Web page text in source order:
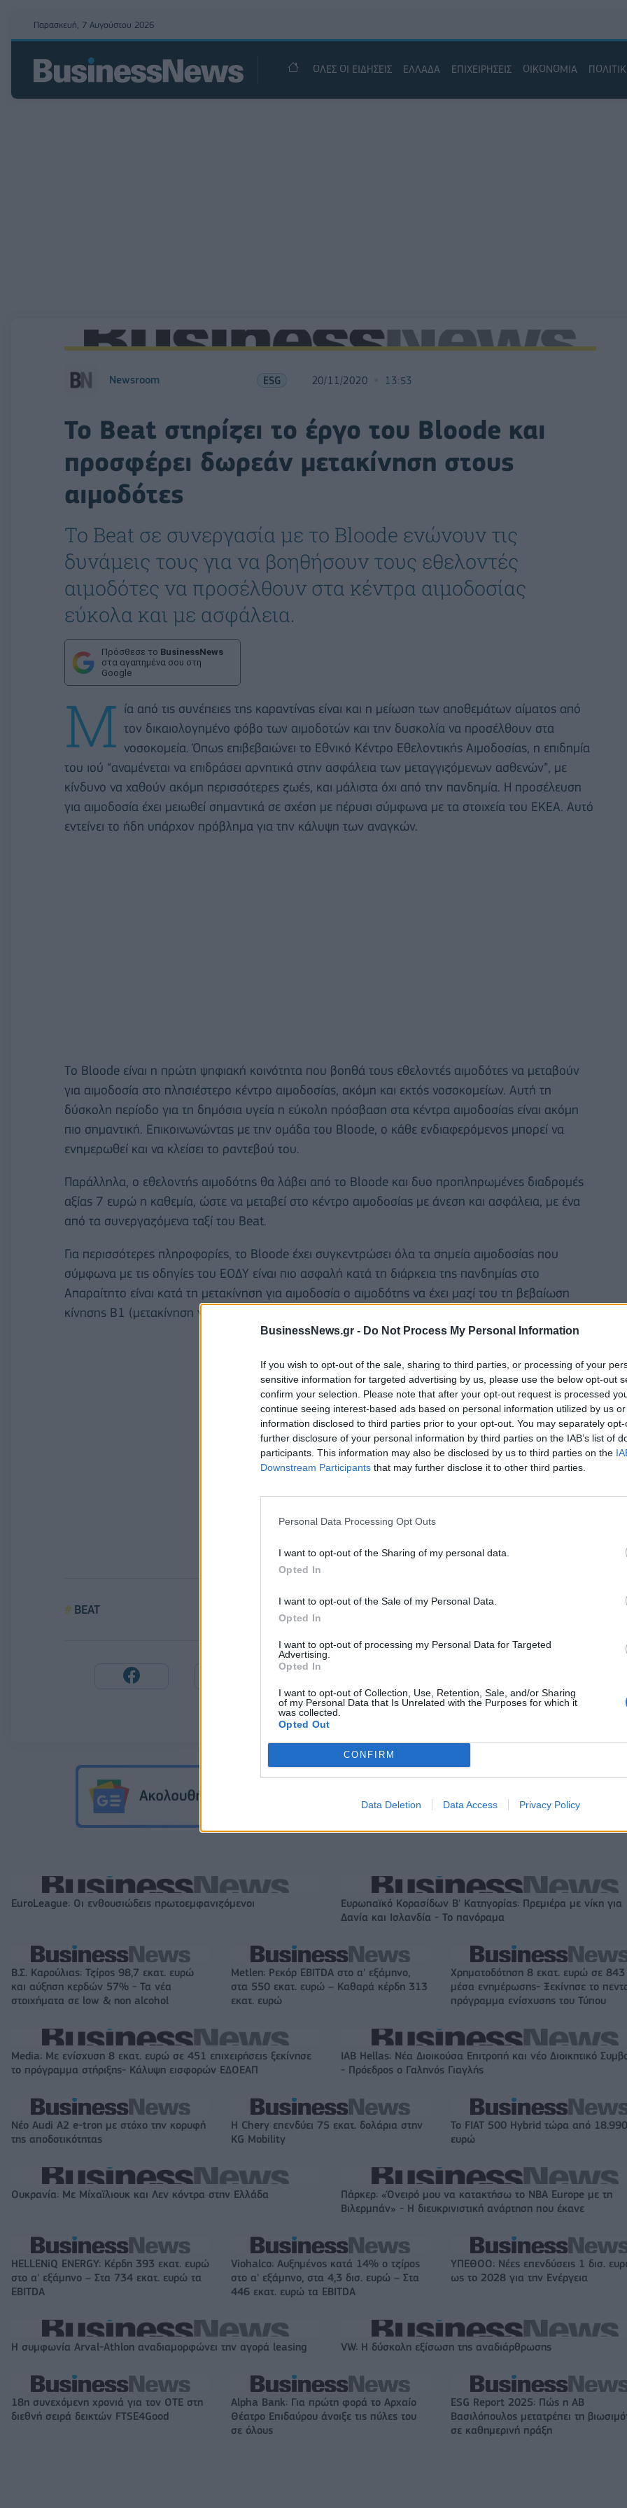
BusinessNews.gr - Do Not Process My Personal Information
If you wish to opt-out of the sale, sharing to third parties, or processing of your
sensitive information for targeted advertising by us, please use the below opt-out
confirm your selection. Please note that after your opt-out request is processed
continue seeing interest-based ads based on personal information utilized by us
information disclosed to third parties prior to your opt-out. You may separately
further disclosure of your personal information by third parties on the IAB’s list of
participants. This information may also be disclosed by us to third parties on the
Downstream Participants that may further disclose it to other third parties.
Personal Data Processing Opt Outs
I want to opt-out of the Sharing of my personal data.
Opted In
I want to opt-out of the Sale of my Personal Data.
Opted In
I want to opt-out of processing my Personal Data for Targeted
Advertising.
Opted In
I want to opt-out of Collection, Use, Retention, Sale, and/or Sharing
of my Personal Data that Is Unrelated with the Purposes for which it
was collected.
Opted Out
CONFIRM
Data Deletion Data Access Privacy Policy
Παρασκευή, 7 Αυγούστου 2026
ΟΛΕΣ ΟΙ ΕΙΔΗΣΕΙΣ ΕΛΛΑΔΑ ΕΠΙΧΕΙΡΗΣΕΙΣ ΟΙΚΟΝΟΜΙΑ
Newsroom ESG 20/11/2020 13:53
Το Beat στηρίζει το έργο του Bloode και
προσφέρει δωρεάν μετακίνηση στους
αιμοδότες
Το Beat σε συνεργασία με το Bloode ενώνουν τις
δυνάμεις τους για να βοηθήσουν τους εθελοντές
αιμοδότες να προσέλθουν στα κέντρα αιμοδοσίας
εύκολα και με ασφάλεια.
Πρόσθεσε το BusinessNews
στα αγαπημένα σου στη
Google
Μ ία από τις συνέπειες της καραντίνας είναι και η μείωση των αποθεμάτων αίματος από
τον δικαιολογημένο φόβο των αιμοδοτών και την δυσκολία να προσέλθουν στα
νοσοκομεία. Όπως επιβεβαιώνει το Εθνικό Κέντρο Εθελοντικής Αιμοδοσίας, η επιδημία
του ιού “αναμένεται να επιδράσει αρνητικά στην ασφάλεια των μεταγγιζόμενων ασθενών”, με
κίνδυνο να χαθούν ακόμη περισσότερες ζωές, και μάλιστα όχι από την πανδημία. Η προσέλευση
για αιμοδοσία έχει μειωθεί σημαντικά σε σχέση με πέρυσι σύμφωνα με τα στοιχεία του ΕΚΕΑ. Αυτό
εντείνει το ήδη υπάρχον πρόβλημα για την κάλυψη των αναγκών.
Tο Bloode είναι η πρώτη ψηφιακή κοινότητα που βοηθά τους εθελοντές αιμοδότες να μεταβούν
για αιμοδοσία στο πλησιέστερο κέντρο αιμοδοσίας, ακόμη και εκτός νοσοκομείων. Αυτή τη
δύσκολη περίοδο για τη δημόσια υγεία η εύκολη πρόσβαση στα κέντρα αιμοδοσίας είναι ακόμη
πιο σημαντική. Επικοινωνώντας με την ομάδα του Bloode, ο κάθε ενδιαφερόμενος μπορεί να
ενημερωθεί και να κλείσει το ραντεβού του.
Παράλληλα, ο εθελοντής αιμοδότης θα λάβει από το Bloode και δυο προπληρωμένες διαδρομές
αξίας 7 ευρώ η καθεμία, ώστε να μεταβεί στο κέντρο αιμοδοσίας με άνεση και ασφάλεια, με ένα
από τα συνεργαζόμενα ταξί του Beat.
Για περισσότερες πληροφορίες, το Bloode έχει συγκεντρώσει όλα τα σημεία αιμοδοσίας που
σύμφωνα με τις οδηγίες του ΕΟΔΥ είναι πιο ασφαλή κατά τη διάρκεια της πανδημίας στο
Απαραίτητο είναι κατά τη μετακίνηση για αιμοδοσία ο αιμοδότης να έχει μαζί του τη βεβαίωση
κίνησης Β1 (μετακίνηση για ιατρικούς λόγους) ή να έχεις στείλει SMS με τον αριθμό 1 στο 13033
BEAT
EuroLeague: Οι ενθουσιώδεις πρωτοεμφανιζόμενοι
Ευρωπαϊκό Κορασίδων Β' Κατηγορίας: Πρεμιέρα με νίκη για
Δανία και Ισλανδία - Το πανόραμα
Β.Σ. Καρούλιας: Τζίρος 98,7 εκατ. ευρώ
και αύξηση κερδών 57% - Τα νέα
στοιχήματα σε low & non alcohol
Metlen: Ρεκόρ EBITDA στο α' εξάμηνο,
στα 550 εκατ. ευρώ – Καθαρά κέρδη 313
εκατ. ευρώ
Χρηματοδότηση 8 εκατ. ευρώ σε 843
μέσα ενημέρωσης- Ξεκίνησε το
πρόγραμμα ενίσχυσης του Τύπου
Media: Με ενίσχυση 8 εκατ. ευρώ σε 451 επιχειρήσεις ξεκίνησε
το πρόγραμμα στήριξης- Κάλυψη εισφορών ΕΔΟΕΑΠ
IAB Hellas: Νέα Διοικούσα Επιτροπή και νέο Διοικητικό
- Πρόεδρος ο Γαληνός Γιαγλής
Νέο Audi A2 e-tron με στόχο την κορυφή
της αποδοτικότητας
Η Chery επενδύει 75 εκατ. δολάρια στην
KG Mobility
Το FIAT 500 Hybrid τώρα από 18.990
ευρώ
Ουκρανία: Με Μίχαϊλιουκ και Λεν κόντρα στην Ελλάδα
Πάρκερ: «Όνειρό μου να κατακτήσω το ΝΒΑ Europe με τη
Βιλερμπάν» - Η διευκρινιστική ανάρτηση που έκανε
HELLENiQ ENERGY: Κέρδη 393 εκατ. ευρώ
στο α' εξάμηνο – Στα 734 εκατ. ευρώ τα
EBITDA
Viohalco: Αυξημένος κατά 14% ο τζίρος
στο α' εξάμηνο, στα 4,3 δισ. ευρώ – Στα
446 εκατ. ευρώ τα EBITDA
ΥΠΕΘΟΟ: Νέες επενδύσεις 1 δισ.
ως το 2028 για την Ενέργεια
Η συμφωνία Arval-Athlon αναδιαμορφώνει την αγορά leasing VW: Η δύσκολη εξίσωση της αναδιάρθρωσης
18η συνεχόμενη χρονιά για τον ΟΤΕ στη
διεθνή σειρά δεικτών FTSE4Good
Alpha Bank: Για πρώτη φορά το Αρχαίο
Θέατρο Επιδαύρου άνοιξε τις πύλες του
σε όλους
ESG Report 2025: Πώς η ΑΒ
Βασιλόπουλος μετατρέπει τη
σε καθημερινή πράξη